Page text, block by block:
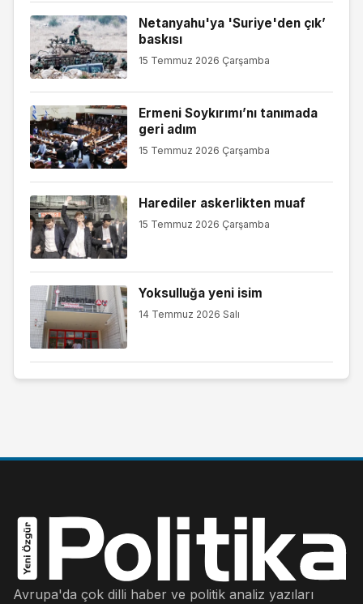
Netanyahu'ya 'Suriye'den çık’
baskısı
15 Temmuz 2026 Çarşamba
Ermeni Soykırımı’nı tanımada
geri adım
15 Temmuz 2026 Çarşamba
Harediler askerlikten muaf
15 Temmuz 2026 Çarşamba
Yoksulluğa yeni isim
14 Temmuz 2026 Salı
Avrupa'da çok dilli haber ve politik analiz yazıları